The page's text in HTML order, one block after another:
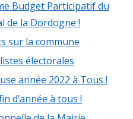
Budget Participatif du
de la Dordogne !
sur la commune
électorales
année 2022 à Tous !
d’année à tous !